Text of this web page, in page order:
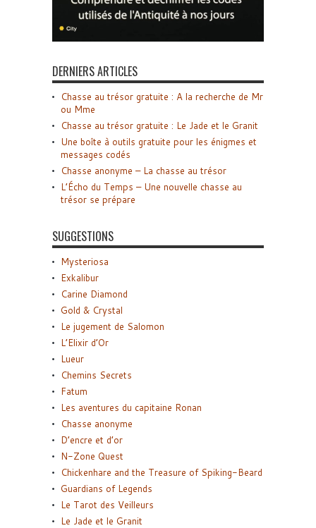
DERNIERS ARTICLES
Chasse au trésor gratuite : A la recherche de Mr
ou Mme
Chasse au trésor gratuite : Le Jade et le Granit
Une boîte à outils gratuite pour les énigmes et
messages codés
Chasse anonyme – La chasse au trésor
L’Écho du Temps – Une nouvelle chasse au
trésor se prépare
SUGGESTIONS
Mysteriosa
Exkalibur
Carine Diamond
Gold & Crystal
Le jugement de Salomon
L’Elixir d’Or
Lueur
Chemins Secrets
Fatum
Les aventures du capitaine Ronan
Chasse anonyme
D’encre et d’or
N-Zone Quest
Chickenhare and the Treasure of Spiking-Beard
Guardians of Legends
Le Tarot des Veilleurs
Le Jade et le Granit